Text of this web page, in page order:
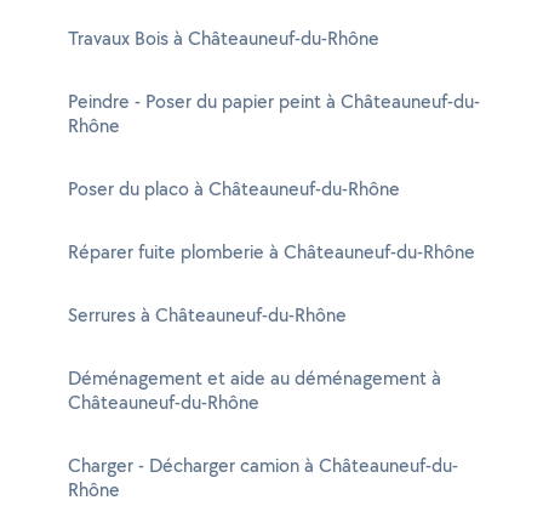
Travaux Bois à Châteauneuf-du-Rhône
Peindre - Poser du papier peint à Châteauneuf-du-
Rhône
Poser du placo à Châteauneuf-du-Rhône
Réparer fuite plomberie à Châteauneuf-du-Rhône
Serrures à Châteauneuf-du-Rhône
Déménagement et aide au déménagement à
Châteauneuf-du-Rhône
Charger - Décharger camion à Châteauneuf-du-
Rhône